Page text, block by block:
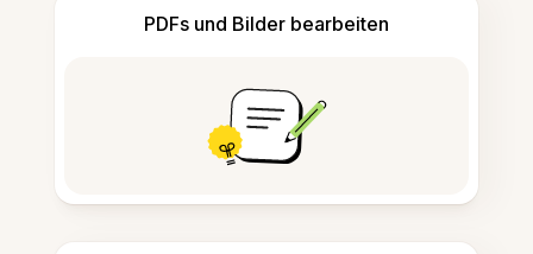
PDFs und Bilder bearbeiten